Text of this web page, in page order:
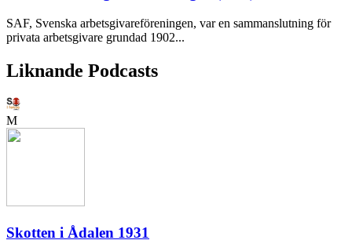
SAF, Svenska arbetsgivareföreningen, var en sammanslutning för
privata arbetsgivare grundad 1902...
Liknande Podcasts
M
Skotten i Ådalen 1931